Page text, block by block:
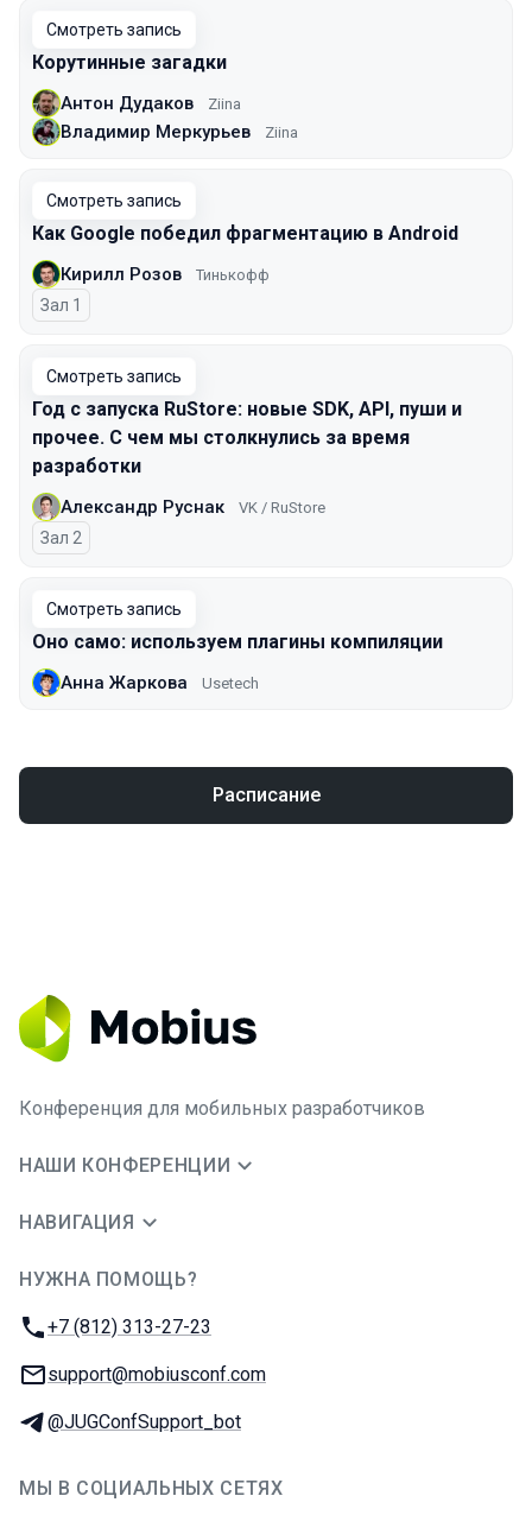
Смотреть запись
Корутинные загадки
Антон Дудаков Ziina
Владимир Меркурьев Ziina
Смотреть запись
Как Google победил фрагментацию в Android
Кирилл Розов Тинькофф
Зал 1
Смотреть запись
Год с запуска RuStore: новые SDK, API, пуши и
прочее. С чем мы столкнулись за время
разработки
Александр Руснак VK / RuStore
Зал 2
Смотреть запись
Оно само: используем плагины компиляции
Анна Жаркова Usetech
Расписание
Конференция для мобильных разработчиков
НАШИ КОНФЕРЕНЦИИ
НАВИГАЦИЯ
НУЖНА ПОМОЩЬ?
Телефон:
+7 (812) 313-27-23
E-mail:
support@mobiusconf.com
Телеграм:
@JUGConfSupport_bot
МЫ В СОЦИАЛЬНЫХ СЕТЯХ